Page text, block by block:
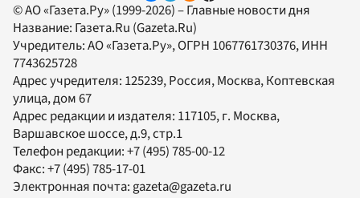
© АО «Газета.Ру» (1999-2026) – Главные новости дня
Название: Газета.Ru (Gazeta.Ru)
Учредитель:АО «Газета.Ру», ОГРН 1067761730376, ИНН
7743625728
Адрес учредителя: 125239, Россия, Москва, Коптевская
улица, дом 67
Адрес редакции и издателя: 117105, г. Москва,
Варшавское шоссе, д.9, стр.1
Телефон редакции:+7 (495) 785-00-12
Факс:+7 (495) 785-17-01
Электронная почта:gazeta@gazeta.ru